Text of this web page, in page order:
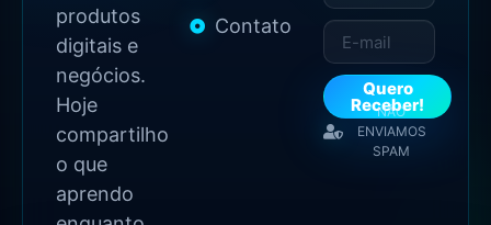
produtos
digitais e
negócios.
Hoje
compartilho
o que
aprendo
Contato
Quero
Receber!
NÃO
ENVIAMOS
SPAM